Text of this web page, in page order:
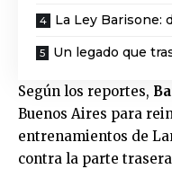
La Ley Barisone:
Un legado que
Según los reportes,
Buenos Aires para
entrenamientos de
contra la parte